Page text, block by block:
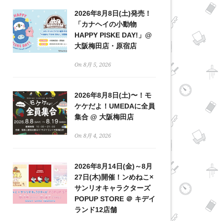
2026年8月8日(土)発売！
「カナヘイの小動物
HAPPY PISKE DAY!」@
大阪梅田店・原宿店
On 8月 5, 2026
2026年8月8日(土)〜！モ
ケケだよ！UMEDAに全員
集合 @ 大阪梅田店
On 8月 4, 2026
2026年8月14日(金)～8月
27日(木)開催！ンめねこ×
サンリオキャラクターズ
POPUP STORE ＠ キデイ
ランド12店舗